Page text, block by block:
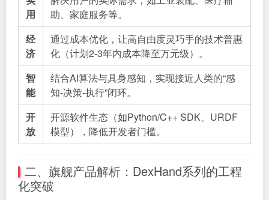
用
助、家庭服务等。
经
济
通过成本优化，让高自由度灵巧手的技术普惠
化（计划2-3年内成本降至万元级）。
智
能
结合AI算法与具身感知，实现接近人类的“感
知-决策-执行”闭环。
开
放
开源软件生态（如Python/C++ SDK、URDF
模型），降低开发者门槛。
二、旗舰产品解析：DexHand系列的工程
化突破